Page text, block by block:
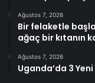
Ağustos 7, 2026
Bir felaketle
ağaç bir kıtanın
Ağustos 7, 2026
Uganda’da 3